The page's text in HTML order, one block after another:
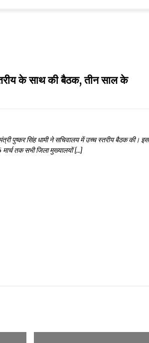
के साथ की बैठक, तीन साल के
सिंह धामी ने सचिवालय में उच्च स्तरीय बैठक की। इस
मार्च तक सभी जिला मुख्यालयों […]